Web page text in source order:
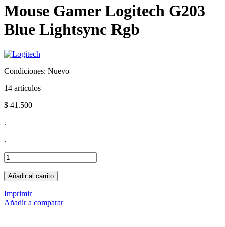
Mouse Gamer Logitech G203
Blue Lightsync Rgb
Condiciones: Nuevo
14 artículos
$ 41.500
.
.
Añadir al carrito
Imprimir
Añadir a comparar